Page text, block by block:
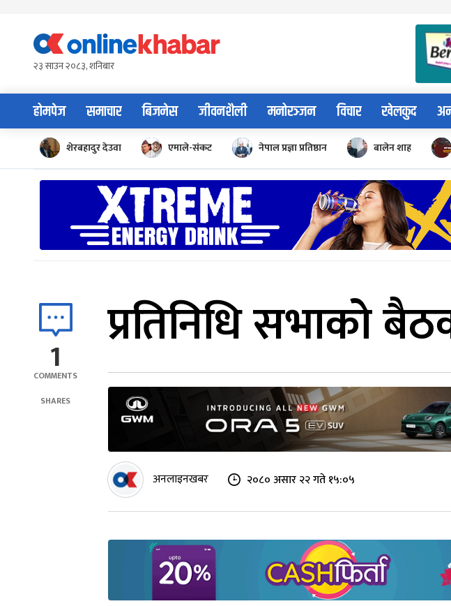
content२३ साउन २०८३, शनिबार
होमपेज समाचार बिजनेस जीवनशैली मनोरञ्जन विचार खेलकुद
शेरबहादुर देउवा एमाले-संकट नेपाल प्रज्ञा प्रतिष्ठान बालेन शाह
1
COMMENTS
SHARES
प्रतिनिधि सभाको
अनलाइनखबर २०८० असार २२ गते १५:०५